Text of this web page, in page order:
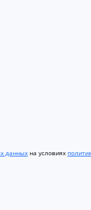
данных на условиях